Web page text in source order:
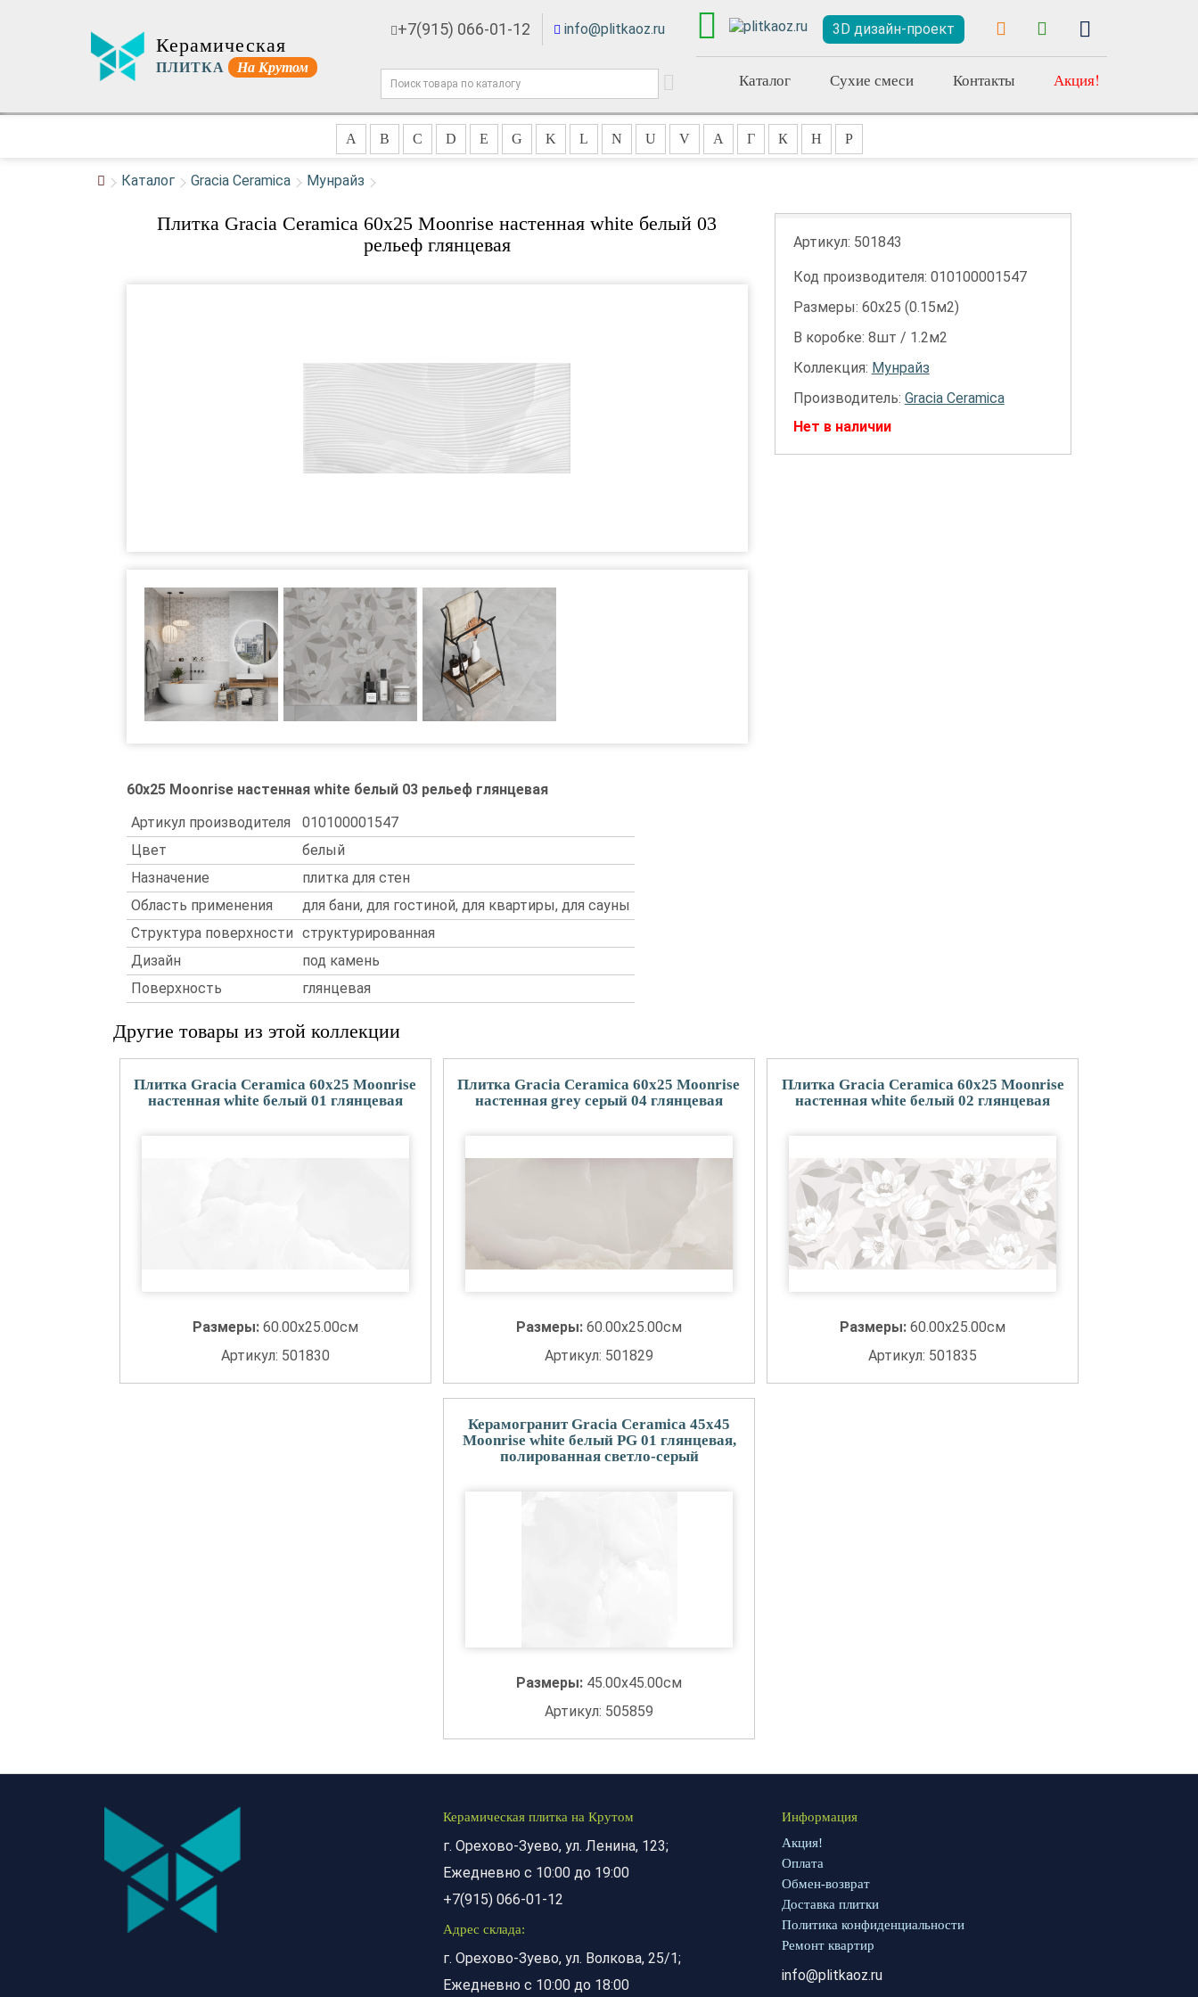
Керамическая
ПЛИТКА На Крутом
+7(915) 066-01-12 info@plitkaoz.ru 3D дизайн-проект
Каталог Сухие смеси Контакты Акция!
A B C D E G K L N U V А Г К Н Р
Каталог Gracia Ceramica Мунрайз
Плитка Gracia Ceramica 60x25 Moonrise настенная white белый 03
рельеф глянцевая
60x25 Moonrise настенная white белый 03 рельеф глянцевая
Артикул производителя
010100001547
Цвет
белый
Назначение
плитка для стен
Область применения
для бани, для гостиной, для квартиры, для сауны
Структура поверхности структурированная
Дизайн
под камень
Поверхность
глянцевая
Артикул: 501843
Код производителя: 010100001547
Размеры: 60х25 (0.15м2)
В коробке: 8шт / 1.2м2
Коллекция: Мунрайз
Производитель: Gracia Ceramica
Нет в наличии
Другие товары из этой коллекции
Плитка Gracia Ceramica 60x25 Moonrise
настенная white белый 01 глянцевая
Размеры: 60.00x25.00см
Артикул: 501830
Плитка Gracia Ceramica 60x25 Moonrise
настенная grey серый 04 глянцевая
Размеры: 60.00x25.00см
Артикул: 501829
Плитка Gracia Ceramica 60x25 Moonrise
настенная white белый 02 глянцевая
Размеры:60.00x25.00см
Артикул: 501835
Керамогранит Gracia Ceramica 45x45
Moonrise white белый PG 01 глянцевая,
полированная светло-серый
Размеры: 45.00x45.00см
Артикул: 505859
Керамическая плитка на Крутом
г. Орехово-Зуево, ул. Ленина, 123;
Ежедневно с 10:00 до 19:00
+7(915) 066-01-12
Адрес склада:
г. Орехово-Зуево, ул. Волкова, 25/1;
Ежедневно с 10:00 до 18:00
Информация
Акция!
Оплата
Обмен-возврат
Доставка плитки
Политика конфиденциальности
Ремонт квартир
info@plitkaoz.ru